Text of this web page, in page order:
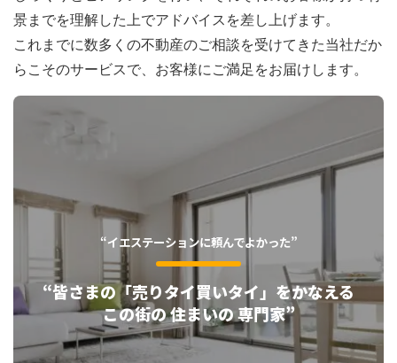
当社におきましては、本サービスを通じご本人からお
預かりした個人情報を、当社商品・サービスのご案
内、サービスの提供、個人認証等のために利用させて
場合には、利用目的が明白である場合を除いては、ご
本人からの取得の都度、利用目的を明示させていただ
きます。
4．認識し得ない方法による個人情報の収集
本サービスでは、利便性の向上のため、ご本人が利用
するWebサーバーに記録されたCookieを自動的に取
得して利用する場合があります。
景までを理解した上でアドバイスを差し上げます。
これまでに数多くの不動産のご相談を受けてきた当社だか
らこそのサービスで、お客様にご満足をお届けします。
“イエステーションに頼んでよかった”
“皆さまの「売りタイ買いタイ」をかなえる
この街の 住まいの 専門家”